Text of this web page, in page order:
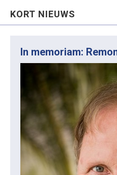
KORT NIEUWS
In memoriam: